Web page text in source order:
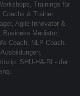
Trainings für
& Trainer.
Agile Innovator &
Business Mediator,
Coach, NLP Coach.
SHU-HA-RI - der